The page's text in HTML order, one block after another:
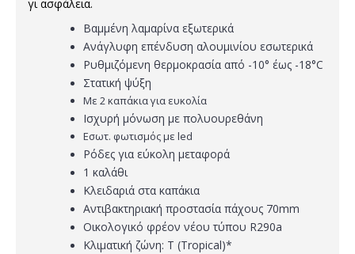
γι ασφάλεια.
Βαμμένη λαμαρίνα εξωτερικά
Ανάγλυφη επένδυση αλουμινίου εσωτερικά
Ρυθμιζόμενη θερμοκρασία από -10° έως -18°C
Στατική ψύξη
Με 2 καπάκια για ευκολία
Ισχυρή μόνωση με πολυουρεθάνη
Εσωτ. φωτισμός με led
Ρόδες για εύκολη μεταφορά
1 καλάθι
Κλειδαριά στα καπάκια
Αντιβακτηριακή προστασία πάχους 70mm
Οικολογικό φρέον νέου τύπου R290a
Κλιματική ζώνη: T (Tropical)*